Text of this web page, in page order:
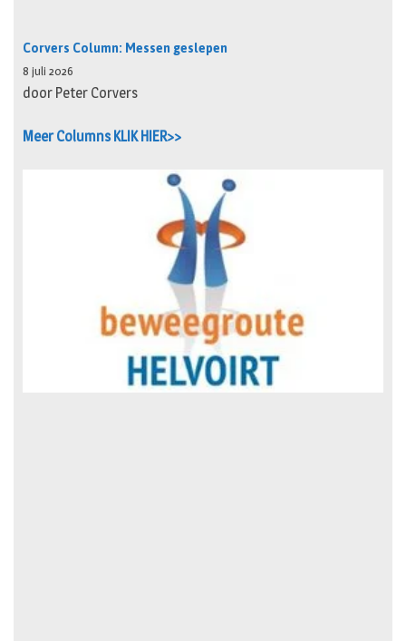
Corvers Column: Messen geslepen
8 juli 2026
door Peter Corvers
Meer Columns KLIK HIER>>